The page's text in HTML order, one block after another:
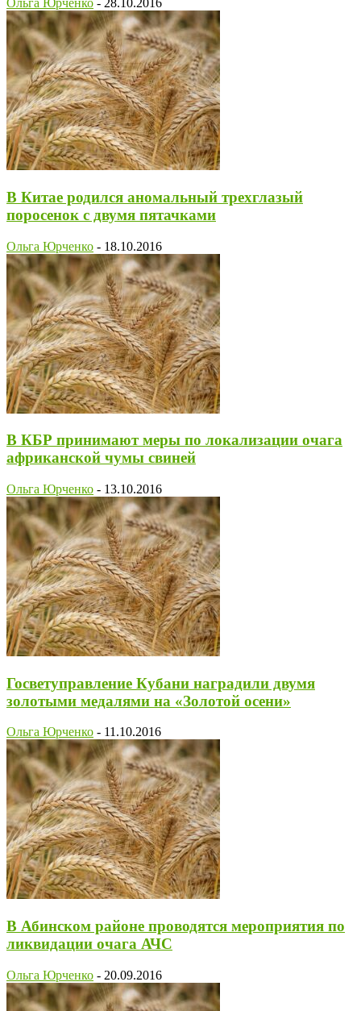
Ольга Юрченко - 28.10.2016
В Китае родился аномальный трехглазый
поросенок с двумя пятачками
Ольга Юрченко - 18.10.2016
В КБР принимают меры по локализации очага
африканской чумы свиней
Ольга Юрченко - 13.10.2016
Госветуправление Кубани наградили двумя
золотыми медалями на «Золотой осени»
Ольга Юрченко - 11.10.2016
В Абинском районе проводятся мероприятия по
ликвидации очага АЧС
Ольга Юрченко - 20.09.2016